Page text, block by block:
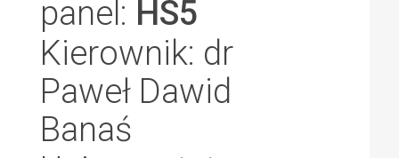
panel: HS5
Kierownik: dr
Paweł Dawid
Banaś